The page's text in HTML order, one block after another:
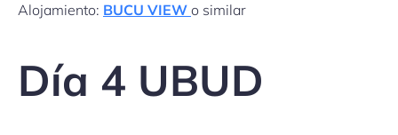
Alojamiento: BUCU VIEW o similar
Día 4 UBUD